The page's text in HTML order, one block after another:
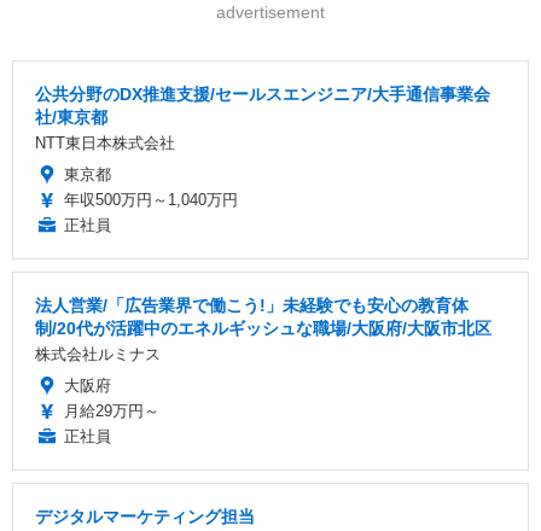
advertisement
公共分野のDX推進支援/セールスエンジニア/大手通信事業会
社/東京都
NTT東日本株式会社
東京都
年収500万円～1,040万円
正社員
法人営業/「広告業界で働こう!」未経験でも安心の教育体
制/20代が活躍中のエネルギッシュな職場/大阪府/大阪市北区
株式会社ルミナス
大阪府
月給29万円～
正社員
デジタルマーケティング担当